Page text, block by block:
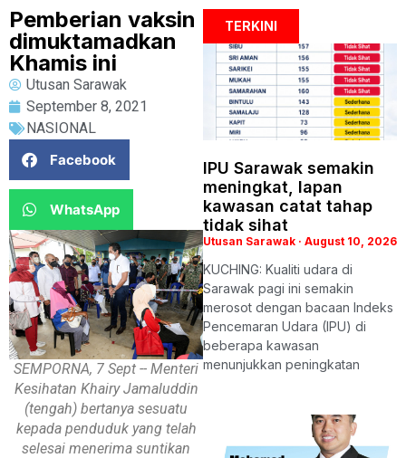
Pemberian vaksin
dimuktamadkan
Khamis ini
Utusan Sarawak
September 8, 2021
NASIONAL
Facebook
WhatsApp
SEMPORNA, 7 Sept -- Menteri
Kesihatan Khairy Jamaluddin
(tengah) bertanya sesuatu
kepada penduduk yang telah
selesai menerima suntikan
TERKINI
IPU Sarawak semakin
meningkat, lapan
kawasan catat tahap
tidak sihat
Utusan Sarawak August 10, 2026
KUCHING: Kualiti udara di
Sarawak pagi ini semakin
merosot dengan bacaan Indeks
Pencemaran Udara (IPU) di
beberapa kawasan
menunjukkan peningkatan